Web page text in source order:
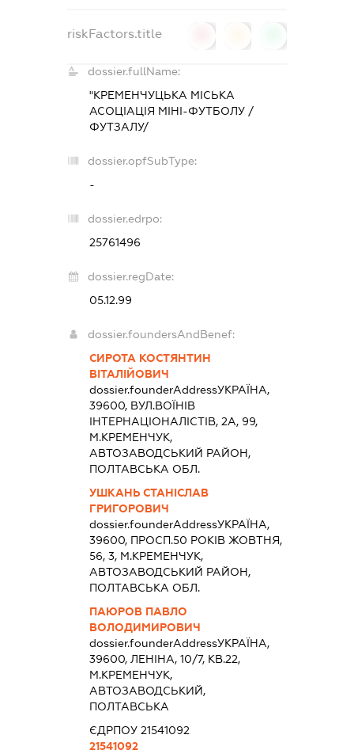
riskFactors.title
dossier.fullName:
"КРЕМЕНЧУЦЬКА МІСЬКА
АСОЦІАЦІЯ МІНІ-ФУТБОЛУ /
ФУТЗАЛУ/
dossier.opfSubType:
-
dossier.edrpo:
25761496
dossier.regDate:
05.12.99
dossier.foundersAndBenef:
СИРОТА КОСТЯНТИН
ВІТАЛІЙОВИЧ
dossier.founderAddressУКРАЇНА,
39600, ВУЛ.ВОЇНІВ
ІНТЕРНАЦІОНАЛІСТІВ, 2А, 99,
М.КРЕМЕНЧУК,
АВТОЗАВОДСЬКИЙ РАЙОН,
ПОЛТАВСЬКА ОБЛ.
УШКАНЬ СТАНІСЛАВ
ГРИГОРОВИЧ
dossier.founderAddressУКРАЇНА,
39600, ПРОСП.50 РОКІВ ЖОВТНЯ,
56, 3, М.КРЕМЕНЧУК,
АВТОЗАВОДСЬКИЙ РАЙОН,
ПОЛТАВСЬКА ОБЛ.
ПАЮРОВ ПАВЛО
ВОЛОДИМИРОВИЧ
dossier.founderAddressУКРАЇНА,
39600, ЛЕНІНА, 10/7, КВ.22,
М.КРЕМЕНЧУК,
АВТОЗАВОДСЬКИЙ,
ПОЛТАВСЬКА
ЄДРПОУ 21541092
21541092